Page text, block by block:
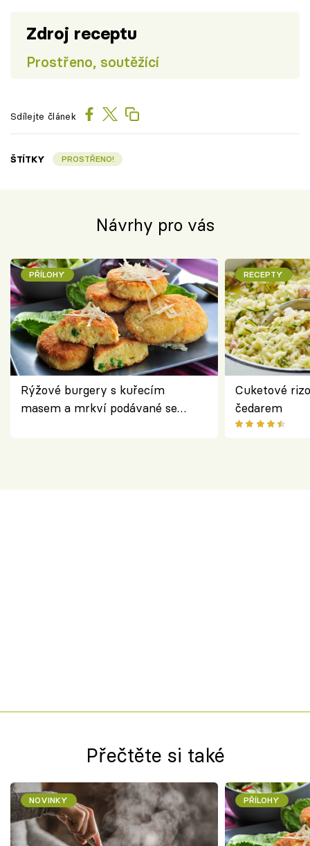
Zdroj receptu
Prostřeno, soutěžící
Sdílejte článek
ŠTÍTKY PROSTŘENO!
Návrhy pro vás
PŘÍLOHY
Rýžové burgery s kuřecím
masem a mrkví podávané se
RECEPTY
Cuketové
čedarem
Přečtěte si také
NOVINKY PŘÍLOHY